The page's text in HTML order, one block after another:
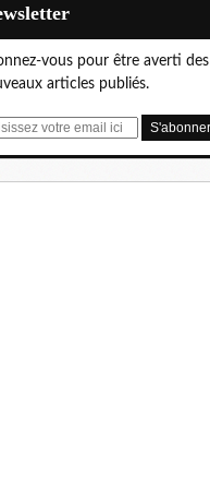
vous pour être averti des
articles publiés.